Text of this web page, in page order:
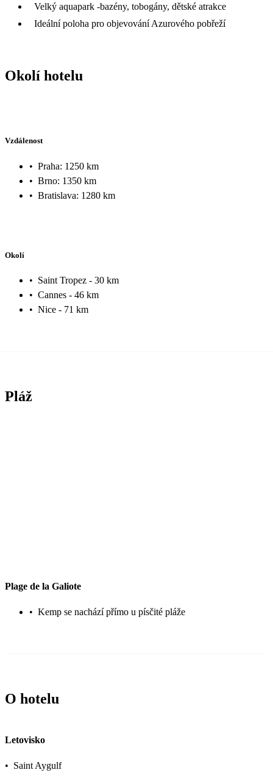
Velký aquapark -bazény, tobogány, dětské atrakce
Ideální poloha pro objevování Azurového pobřeží
Okolí hotelu
Vzdálenost
• Praha: 1250 km
• Brno: 1350 km
• Bratislava: 1280 km
Okolí
• Saint Tropez - 30 km
• Cannes - 46 km
• Nice - 71 km
Pláž
Plage de la Galiote
• Kemp se nachází přímo u písčité pláže
O hotelu
Letovisko
• Saint Aygulf